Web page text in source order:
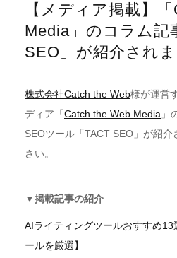
【メディア掲載】
Media」のコラム記
SEO」が紹介され
株式会社Catch the Web様が運営
ディア「 Catch the Web Media 」
SEOツール「TACT SEO」が紹
さい。
▼掲載記事の紹介
AIライティングツールおすすめ
ールを厳選】